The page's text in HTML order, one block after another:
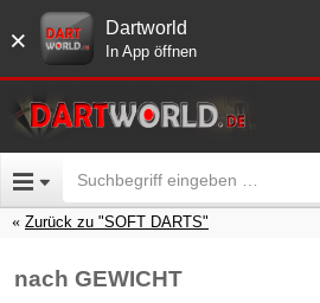
× Dartworld
In App öffnen
Zurück zu "SOFT DARTS"
nach GEWICHT